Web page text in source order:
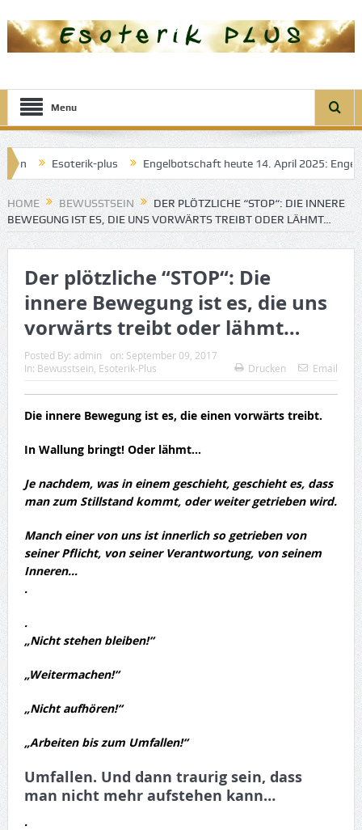
Menu
Esoterik-plus Engelbotschaft heute 14. April 2025: Engel der
HOME BEWUSSTSEIN
DER PLÖTZLICHE “STOP“: DIE INNERE
BEWEGUNG IST ES, DIE UNS VORWÄRTS TREIBT ODER LÄHMT…
Der plötzliche “STOP“: Die
innere Bewegung ist es, die uns
vorwärts treibt oder lähmt…
Posted By: admin on: September 09, 2017
In: Bewusstsein Esoterik-Plus Drucken Email
Die innere Bewegung ist es, die einen vorwärts treibt.
In Wallung bringt! Oder lähmt…
Je nachdem, was in einem geschieht, geschieht es, dass
man zum Stillstand kommt, oder weiter getrieben wird.
Manch einer von uns ist innerlich so getrieben von
seiner Pflicht, von seiner Verantwortung, von seinem
Inneren…
.
.
„Nicht stehen bleiben!“
„Weitermachen!“
„Nicht aufhören!“
„Arbeiten bis zum Umfallen!“
Umfallen. Und dann traurig sein, dass
man nicht mehr aufstehen kann…
.